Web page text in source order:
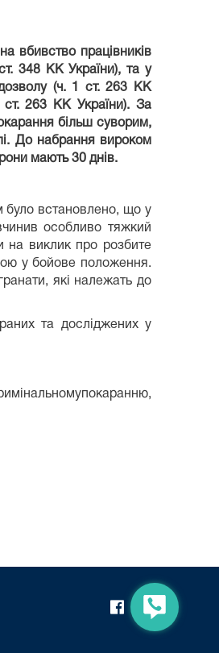
вбивство працівників
348 КК України), та у
(ч. 1 ст. 263 КК
263 КК України). За
більш суворим,
До набрання вироком
мають 30 днів.
було встановлено, що у
особливо тяжкий
на виклик про розбите
у бойове положення.
які належать до
та досліджених у